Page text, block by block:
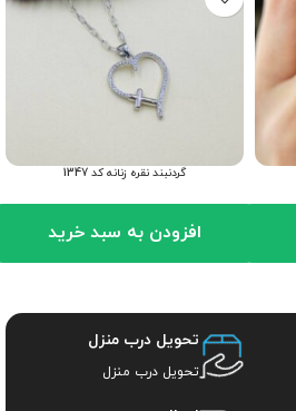
گردنبند نقره زنانه کد 1347
افزودن به سبد خرید
تحویل درب منزل
تحویل درب منزل